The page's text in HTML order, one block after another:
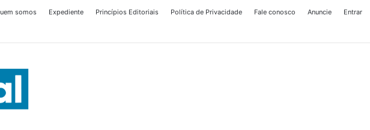
somos Expediente Princípios Editoriais Política de Privacidade Fale conosco Anuncie Entrar